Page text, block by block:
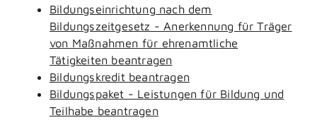
Bildungseinrichtung nach dem
Bildungszeitgesetz - Anerkennung für Träger
von Maßnahmen für ehrenamtliche
Tätigkeiten beantragen
Bildungskredit beantragen
Bildungspaket - Leistungen für Bildung und
Teilhabe beantragen